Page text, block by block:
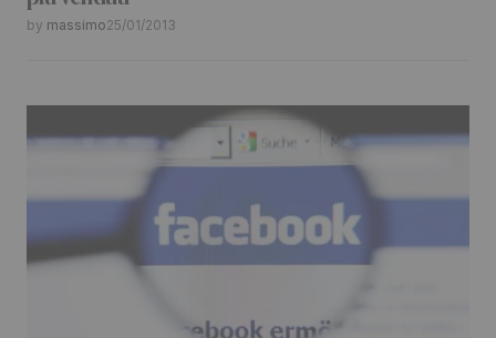
by massimo25/01/2013